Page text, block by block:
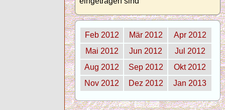
Feb 2012 Mär 2012
Apr 2012
Mai 2012
Jun 2012
Jul 2012
Aug 2012
Sep 2012
Okt 2012
Nov 2012
Dez 2012 Jan 2013